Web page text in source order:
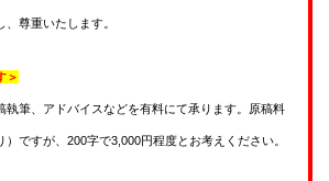
尊重いたします。
＞
執筆、アドバイスなどを有料にて承ります。原稿料
ですが、200字で3,000円程度とお考えください。